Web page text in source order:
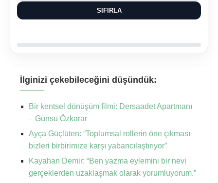
SIFIRLA
İlginizi çekebileceğini düşündük:
Bir kentsel dönüşüm filmi: Dersaadet Apartmanı
– Günsu Özkarar
Ayça Güçlüten: “Toplumsal rollerin öne çıkması
bizleri birbirimize karşı yabancılaştırıyor”
Kayahan Demir: “Ben yazma eylemini bir nevi
gerçeklerden uzaklaşmak olarak yorumluyorum.”